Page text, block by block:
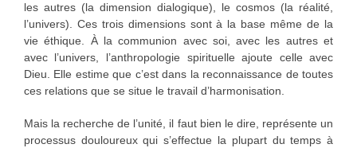
les autres (la dimension dialogique), le cosmos (la réalité,
l’univers). Ces trois dimensions sont à la base même de la
vie éthique. À la communion avec soi, avec les autres et
avec l’univers, l’anthropologie spirituelle ajoute celle avec
Dieu. Elle estime que c’est dans la reconnaissance de toutes
ces relations que se situe le travail d’harmonisation.
Mais la recherche de l’unité, il faut bien le dire, représente un
processus douloureux qui s’effectue la plupart du temps à